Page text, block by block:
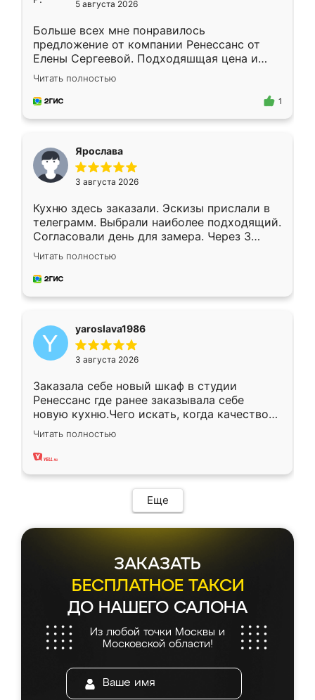
5 августа 2026
Больше всех мне понравилось
предложение от компании Ренессанс от
Елены Сергеевой. Подходяшщая цена и
короткие сроки изготовления. Приехавший
для замера сотрудник Владислав
предложил по моему эскизу самый
Читать полностью
1
Ярослава
3 августа 2026
Кухню здесь заказали. Эскизы прислали в
телеграмм. Выбрали наиболее подходящий.
Согласовали день для замера. Через 3
недели кухня была уже готова. Остались
довольны работой. Спасибо Ренессанс
мебель за качественную работу!
Читать полностью
yaroslava1986
3 августа 2026
Заказала себе новый шкаф в студии
Ренессанс где ранее заказывала себе
новую кухню.Чего искать, когда качеством
вполне довольна. Служит кухня уже почти
два года, нареканий нет.
Читать полностью
Еще
ЗАКАЗАТЬ
БЕСПЛАТНОЕ ТАКСИ
ДО НАШЕГО САЛОНА
Из любой точки Москвы и
Московской области!